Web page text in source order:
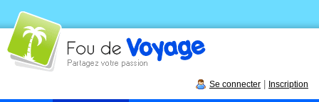
Fou devoyage
Se connecter Inscription